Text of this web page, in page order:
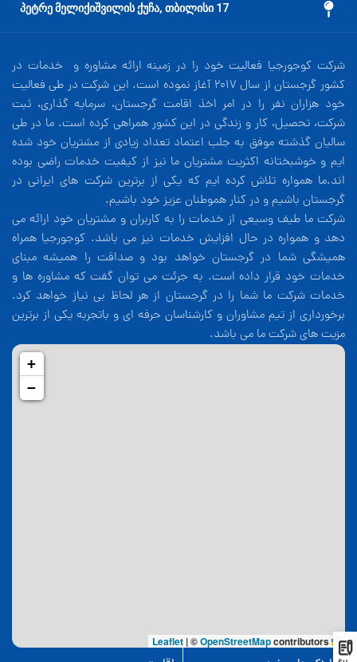
17 პეტრე მელიქიშვილის ქუჩა, თბილისი
شرکت کوجورجیا فعالیت خود را در زمینه ارائه مشاوره و خدمات در
کشور گرجستان از سال 2017 آغاز نموده است. این شرکت در طی فعالیت
خود هزاران نفر را در امر اخذ اقامت گرجستان، سرمایه گذاری، ثبت
شرکت، تحصیل، کار و زندگی در این کشور همراهی کرده است. ما در طی
سالیان گذشته موفق به جلب اعتماد تعداد زیادی از مشتریان خود شده
ایم و خوشبختانه اکثریت مشتریان ما نیز از کیفیت خدمات راضی بوده
اند.ما همواره تلاش کرده ایم که یکی از برترین شرکت های ایرانی در
گرجستان باشیم و در کنار هموطنان عزیز خود باشیم.
شرکت ما طیف وسیعی از خدمات را به کاربران و مشتریان خود ارائه می
دهد و همواره در حال افزایش خدمات نیز می باشد. کوجورجیا همراه
همیشگی شما در گرجستان خواهد بود و صداقت را همیشه مبنای
خدمات خود قرار داده است. به جرئت می توان گفت که مشاوره ها و
خدمات شرکت ما شما را در گرجستان از هر لحاظ بی نیاز خواهد کرد.
برخورداری از تیم مشاوران و کارشناسان حرفه ای و باتجربه یکی از برترین
مزیت های شرکت ما می باشد.
+
−
Leaflet
|©OpenStreetMapcontributors